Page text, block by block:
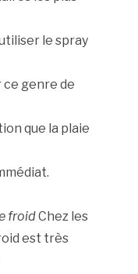
le spray
ce genre de
que la plaie
froidChez les
est très